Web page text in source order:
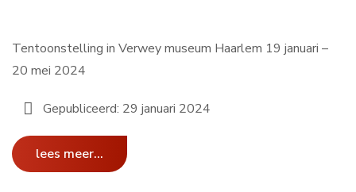
Tentoonstelling in Verwey museum Haarlem 19 januari –
20 mei 2024
Gepubliceerd: 29 januari 2024
lees meer...